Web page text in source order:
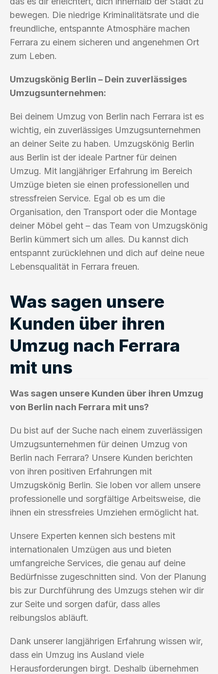
bewegen. Die niedrige Kriminalitätsrate und die
freundliche, entspannte Atmosphäre machen
Ferrara zu einem sicheren und angenehmen Ort
zum Leben.
Umzugskönig Berlin – Dein zuverlässiges
Umzugsunternehmen:
Bei deinem Umzug von Berlin nach Ferrara ist es
wichtig, ein zuverlässiges Umzugsunternehmen
an deiner Seite zu haben. Umzugskönig Berlin
aus Berlin ist der ideale Partner für deinen
Umzug. Mit langjähriger Erfahrung im Bereich
Umzüge bieten sie einen professionellen und
stressfreien Service. Egal ob es um die
Organisation, den Transport oder die Montage
deiner Möbel geht – das Team von Umzugskönig
Berlin kümmert sich um alles. Du kannst dich
entspannt zurücklehnen und dich auf deine neue
Lebensqualität in Ferrara freuen.
Was sagen unsere
Kunden über ihren
Umzug nach Ferrara
mit uns
Was sagen unsere Kunden über ihren Umzug
von Berlin nach Ferrara mit uns?
Du bist auf der Suche nach einem zuverlässigen
Umzugsunternehmen für deinen Umzug von
Berlin nach Ferrara? Unsere Kunden berichten
von ihren positiven Erfahrungen mit
Umzugskönig Berlin. Sie loben vor allem unsere
professionelle und sorgfältige Arbeitsweise, die
ihnen ein stressfreies Umziehen ermöglicht hat.
Unsere Experten kennen sich bestens mit
internationalen Umzügen aus und bieten
umfangreiche Services, die genau auf deine
Bedürfnisse zugeschnitten sind. Von der Planung
bis zur Durchführung des Umzugs stehen wir dir
zur Seite und sorgen dafür, dass alles
reibungslos abläuft.
Dank unserer langjährigen Erfahrung wissen wir,
dass ein Umzug ins Ausland viele
Herausforderungen birgt. Deshalb übernehmen